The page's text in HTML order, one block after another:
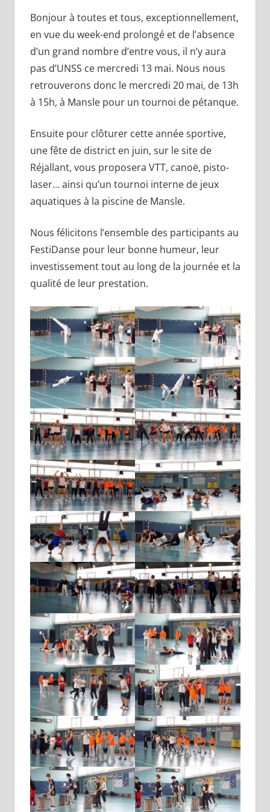
Bonjour à toutes et tous, exceptionnellement,
en vue du week-end prolongé et de l’absence
d’un grand nombre d’entre vous, il n’y aura
pas d’UNSS ce mercredi 13 mai. Nous nous
retrouverons donc le mercredi 20 mai, de 13h
à 15h, à Mansle pour un tournoi de pétanque.
Ensuite pour clôturer cette année sportive,
une fête de district en juin, sur le site de
Réjallant, vous proposera VTT, canoë, pisto-
laser… ainsi qu’un tournoi interne de jeux
aquatiques à la piscine de Mansle.
Nous félicitons l’ensemble des participants au
FestiDanse pour leur bonne humeur, leur
investissement tout au long de la journée et la
qualité de leur prestation.